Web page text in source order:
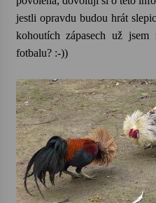
Vysočinka
17. 7. 2026
14. 7. 2026
Za kulturou
odkaz Josefa
13. 7. 2026
Varhanní
jestli opravdu budou hrát
kohoutích zápasech už
fotbalu? :-))